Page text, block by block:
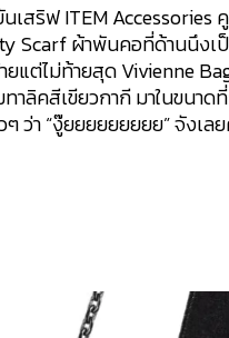
เสริฟ ITEM Accessories
Scarf ผ้าพันคอที่ด้านนึงเ
ยแต่ไม่ท้ายสุด Vivienne
ลิคสีเขียวกากี มาในขนาด
ว่า “งู๊ยยยยยยยยย” จังเลย